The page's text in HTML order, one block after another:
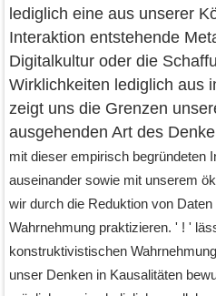
lediglich eine aus unserer
Interaktion entstehende
Digitalkultur oder die
Wirklichkeiten lediglich aus
zeigt uns die Grenzen
ausgehenden Art des
mit dieser empirisch begründeten
auseinander sowie mit unserem
wir durch die Reduktion von
Wahrnehmung praktizieren. ' ! '
konstruktivistischen
unser Denken in Kausalitäten